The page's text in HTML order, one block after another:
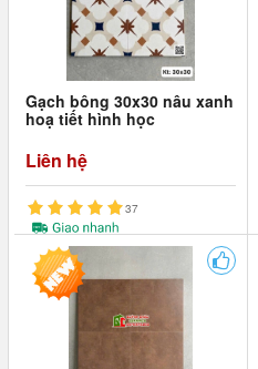
Gạch bông 30x30 nâu xanh
hoạ tiết hình học
Liên hệ
37